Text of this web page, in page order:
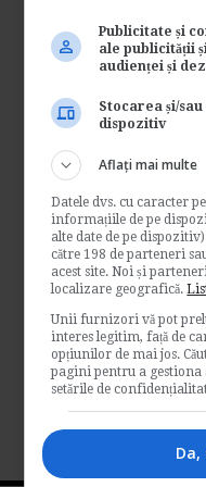
deWww.e-
2010 daca
ramane...
Resurse
→ Citeste
IMM-
deMass-
Inc luderea
parcului
Citeste
Publicitate și
ale publicității
audienței și
Stocarea și/
dispozitiv
Aflați mai multe
Datele dvs. cu caracter
informațiile de pe
alte date de pe
către 198 de parteneri
acest site. Noi și
localizare geografică.
Unii furnizori vă pot
interes legitim, față de
opțiunilor de mai jos.
pagini pentru a gestiona
setările de